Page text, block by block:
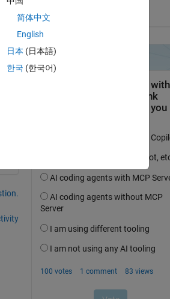
简体中文
English
日本 (日本語)
한국 (한국어)